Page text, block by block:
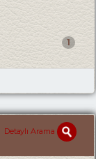
1
Detaylı Arama